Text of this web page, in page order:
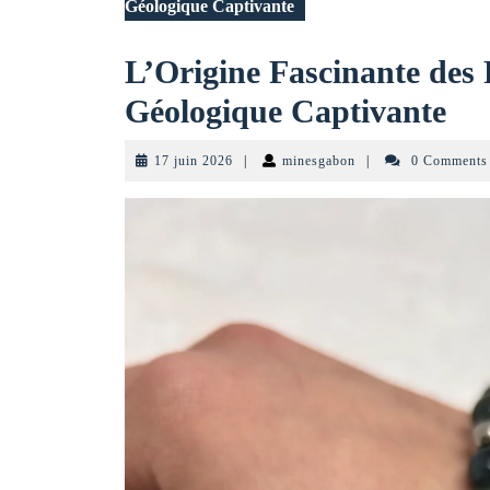
Géologique Captivante
L’Origine Fascinante
Géologique Captivante
des
17 juin 2026 17
2026
minesgabon minesgabon0 Comments